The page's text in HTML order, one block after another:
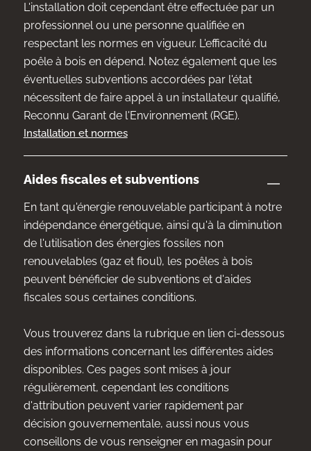
L'installation doit cependant être effectuée par un
professionnel ou une personne qualifiée en
respectant les normes en vigueur. L'efficacité du
poêle à bois en dépend. Notez également que les
éventuelles subventions accordées par l'état
nécessitent de faire appel à un installateur qualifié,
Reconnu Garant de l'Environnement (RGE).
Installation et normes
Aides fiscales et subventions
En tant qu'énergie renouvelable participant à notre
indépendance énergétique, ainsi qu'à la diminution
de l'utilisation des énergies fossiles non
renouvelables (gaz et fioul), les poêles à bois
peuvent bénéficier de subventions et d'aides
fiscales sous certaines conditions.
Vous trouverez dans la rubrique en lien ci-dessous
des informations concernant les différentes aides
disponibles. Ces pages sont mises à jour
régulièrement, cependant les conditions
d'attribution peuvent varier rapidement par
décision gouvernementale, aussi nous vous
conseillons de vous renseigner en magasin pour